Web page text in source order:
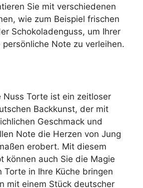
Sie mit verschiedenen
wie zum Beispiel frischen
Schokoladenguss, um Ihrer
persönliche Note zu verleihen.
Nuss Torte ist ein zeitloser
Backkunst, der mit
Geschmack und
Note die Herzen von Jung
erobert. Mit diesem
können auch Sie die Magie
Torte in Ihre Küche bringen
mit einem Stück deutscher